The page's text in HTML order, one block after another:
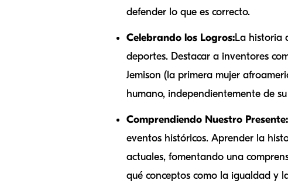
defender lo que es correcto.
Celebrando los Logros:La historia
deportes. Destacar a inventores
Jemison (la primera mujer
humano, independientemente de
Comprendiendo Nuestro Presente:
eventos históricos. Aprender la
actuales, fomentando una
qué conceptos como la igualdad y